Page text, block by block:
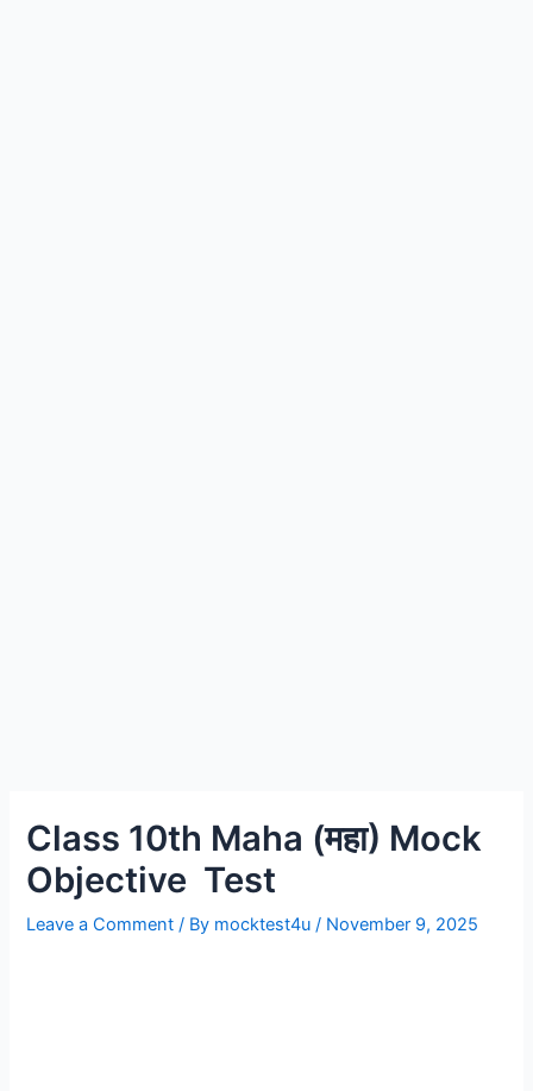
Class 10th Maha (महा) Mock
Objective Test
Leave a Comment / By mocktest4u / November 9, 2025